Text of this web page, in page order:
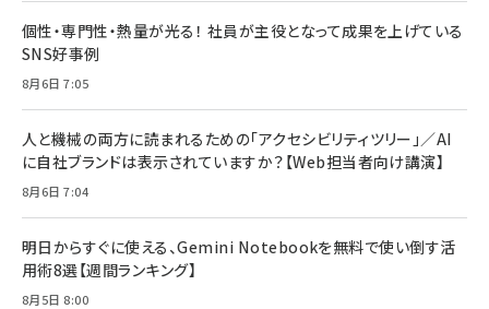
個性・専門性・熱量が光る！ 社員が主役となって成果を上げている
SNS好事例
8月6日 7:05
人と機械の両方に読まれるための「アクセシビリティツリー」／AI
に自社ブランドは表示されていますか？【Web担当者向け講演】
8月6日 7:04
明日からすぐに使える、Gemini Notebookを無料で使い倒す活
用術8選【週間ランキング】
8月5日 8:00